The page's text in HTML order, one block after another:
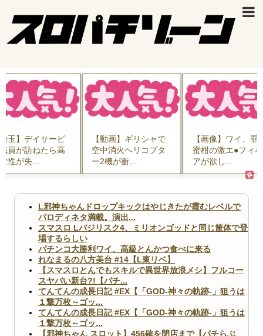
玉】デイサービ
員が訪ねたら高
性が失...
【動画】ギリシャで
空中消火ヘリコプタ
ー2機が衝...
【画像】ワイ、罪
蜜柑の激エ●フィ
アが欲し...
L邪神ちゃんドロップキックはやじきたが霞むレベルで
パロディネタ満載。演出...
スマスロ Lバジリスク4、ミリオンゴッドと同じ筐体で登
場するらしい
パチンコ大勝利ワイ、高級とんかつ食べに来る
れなまるの八方美台 #14【L東リベ】
【スマスロとんでもスキルで異世界放浪メシ】フルコー
スヤバい新台?!【パチ...
てんてんの成長日記 #EX【「GOD-神々の軌跡-」狙うは
１撃万枚～ゴッ...
てんてんの成長日記 #EX【「GOD-神々の軌跡-」狙うは
１撃万枚～ゴッ...
【邪神ちゃん スロット】456確を閉店まで【パチらぶ